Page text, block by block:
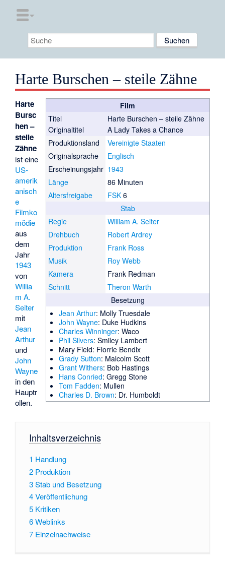
Harte Burschen – steile Zähne
Film
Titel
Harte Burschen – steile Zähne
Originaltitel
A Lady Takes a Chance
Produktionsland
Vereinigte Staaten
Originalsprache
Englisch
Erscheinungsjahr 1943
Länge
86 Minuten
Altersfreigabe
FSK6
Stab
Regie
William A. Seiter
Drehbuch
Robert Ardrey
Produktion
Frank Ross
Musik
Roy Webb
Kamera
Frank Redman
Schnitt
Theron Warth
Besetzung
Jean Arthur: Molly Truesdale
John Wayne: Duke Hudkins
Charles Winninger: Waco
Phil Silvers: Smiley Lambert
Mary Field: Florrie Bendix
Grady Sutton: Malcolm Scott
Grant Withers: Bob Hastings
Hans Conried: Gregg Stone
Tom Fadden: Mullen
Charles D. Brown: Dr. Humboldt
Harte
Bursc
hen –
steile
Zähne
ist eine
US-
amerik
anisch
e
Filmko
mödie
aus
dem
Jahr
1943
von
Willia
m A.
Seiter
mit
Jean
Arthur
und
John
Wayne
in den
Hauptr
ollen.
Inhaltsverzeichnis
1 Handlung
2 Produktion
3Stab und Besetzung
4Veröffentlichung
5 Kritiken
6Weblinks
7 Einzelnachweise